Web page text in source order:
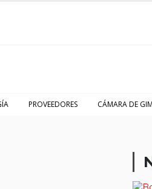
PROVEEDORES CÁMARA DE